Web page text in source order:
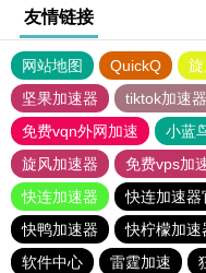
友情链接
网站地图 QuickQ
坚果加速器
tiktok加速器
免费vqn外网加速
小蓝
旋风加速器
免费vps加
快连加速器
快连加速器
快鸭加速器
快柠檬加速
软件中心
雷霆加速